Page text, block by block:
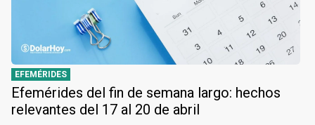
EFEMÉRIDES
Efemérides del fin de semana largo: hechos
relevantes del 17 al 20 de abril